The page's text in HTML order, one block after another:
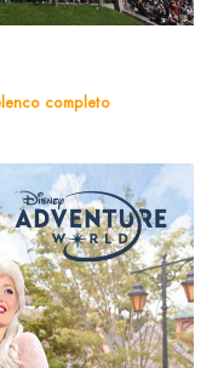
completo